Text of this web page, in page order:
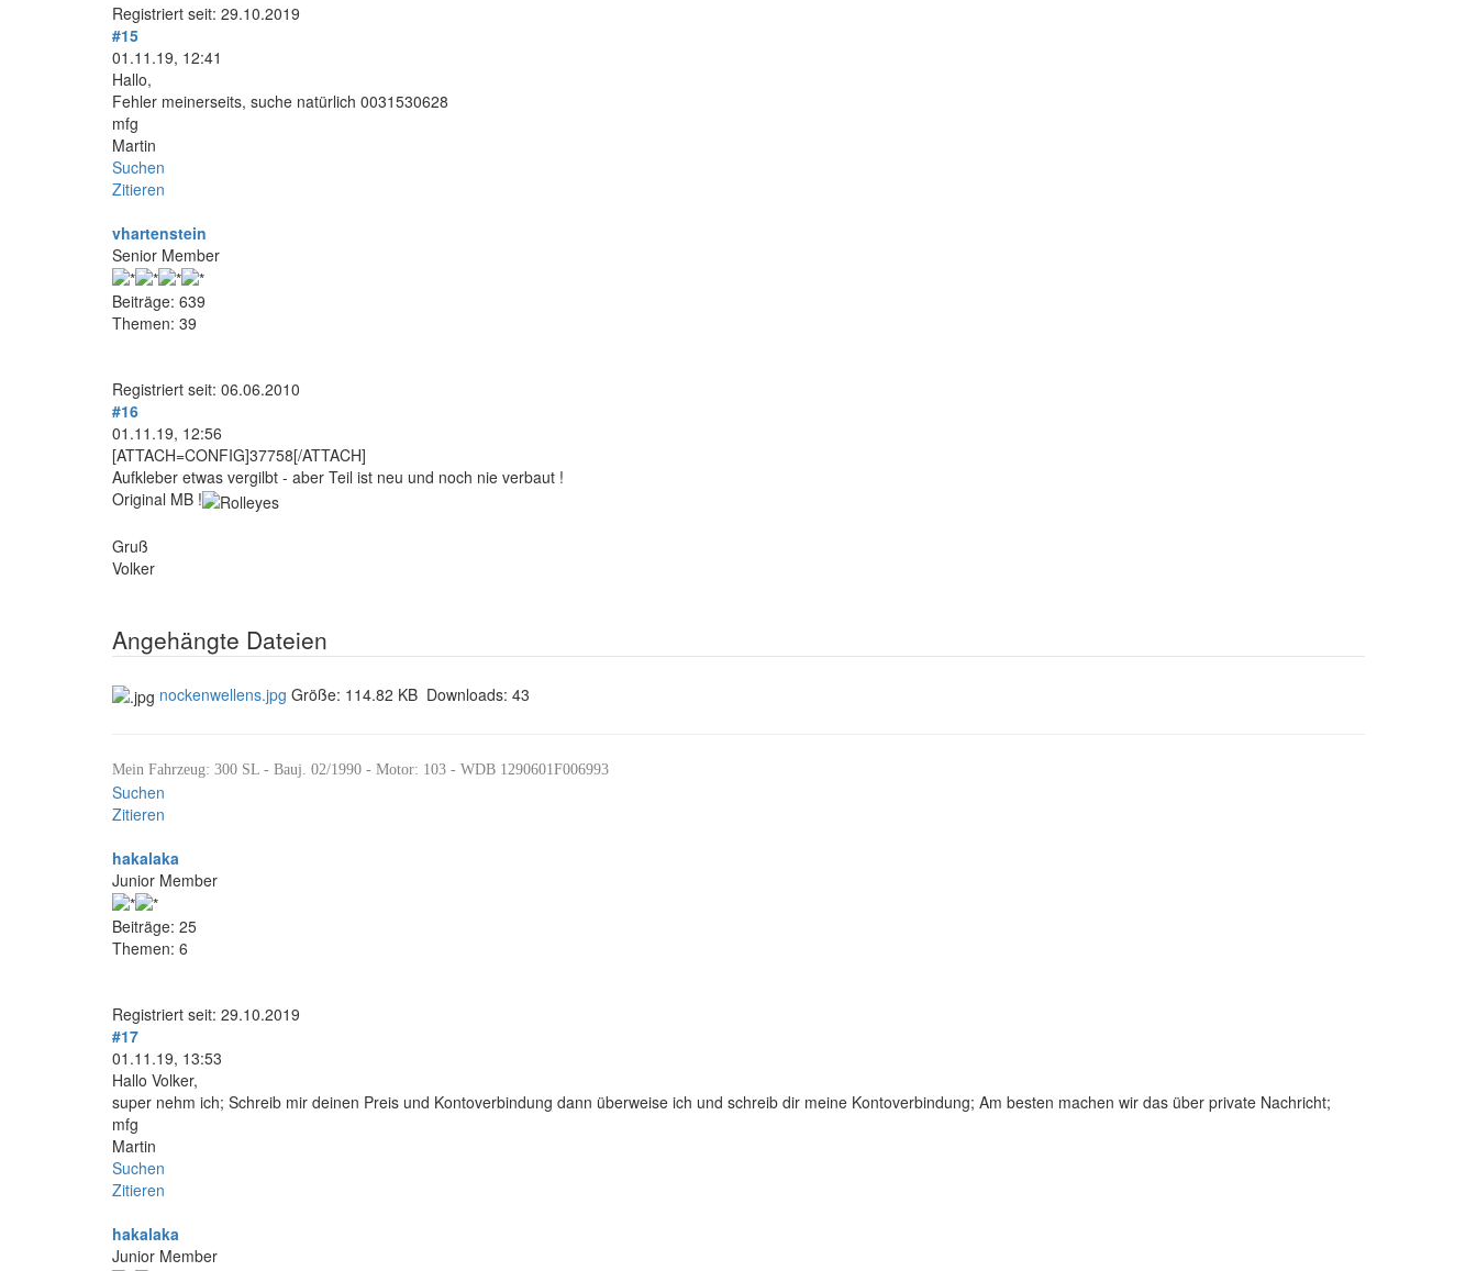
Registriert seit: 29.10.2019
#15
01.11.19, 12:41
Hallo,
Fehler meinerseits, suche natürlich 0031530628
mfg
Martin
Suchen
Zitieren
vhartenstein
Senior Member
Beiträge: 639
Themen: 39
Registriert seit: 06.06.2010
#16
01.11.19, 12:56
[ATTACH=CONFIG]37758[/ATTACH]
Aufkleber etwas vergilbt - aber Teil ist neu und noch nie verbaut !
Original MB !
Gruß
Volker
Angehängte Dateien
nockenwellens.jpg Größe: 114.82 KB Downloads: 43
Mein Fahrzeug: 300 SL - Bauj. 02/1990 - Motor: 103 - WDB 1290601F006993
Suchen
Zitieren
hakalaka
Junior Member
Beiträge: 25
Themen: 6
Registriert seit: 29.10.2019
#17
01.11.19, 13:53
Hallo Volker,
super nehm ich; Schreib mir deinen Preis und Kontoverbindung dann überweise ich und schreib dir meine Kontoverbindung; Am besten machen wir das über private Nachricht;
mfg
Martin
Suchen
Zitieren
hakalaka
Junior Member